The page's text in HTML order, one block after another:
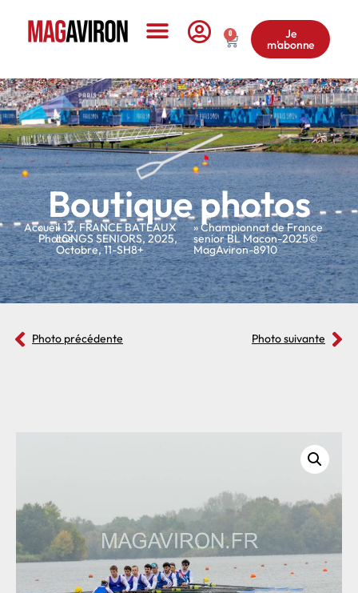
0 Je
m'abonne
Boutique photos
Accueil
»
Photos
»12,FRANCE BATEAUX
LONGS SENIORS,2025,
Octobre,11-SH8+
» Championnat de France
senior BL Macon-2025©
MagAviron-8910
Photo précédente Photo suivante